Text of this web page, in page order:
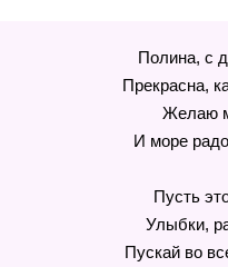
Полина, с
Прекрасна,
Желаю
И море
Пусть
Улыбки,
Пускай во